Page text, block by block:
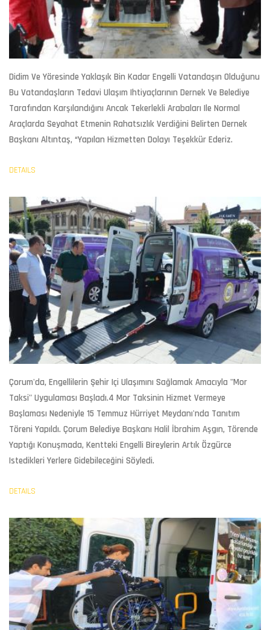
Didim Ve Yöresinde Yaklaşık Bin Kadar Engelli Vatandaşın Olduğunu
Bu Vatandaşların Tedavi Ulaşım Ihtiyaçlarının Dernek Ve Belediye
Tarafından Karşılandığını Ancak Tekerlekli Arabaları Ile Normal
Araçlarda Seyahat Etmenin Rahatsızlık Verdiğini Belirten Dernek
Başkanı Altıntaş, “Yapılan Hizmetten Dolayı Teşekkür Ederiz.
DETAILS
Çorum'da, Engellilerin Şehir Içi Ulaşımını Sağlamak Amacıyla "Mor
Taksi" Uygulaması Başladı.4 Mor Taksinin Hizmet Vermeye
Başlaması Nedeniyle 15 Temmuz Hürriyet Meydanı'nda Tanıtım
Töreni Yapıldı. Çorum Belediye Başkanı Halil İbrahim Aşgın, Törende
Yaptığı Konuşmada, Kentteki Engelli BireylerIn Artık Özgürce
Istedikleri Yerlere Gidebileceğini Söyledi.
DETAILS